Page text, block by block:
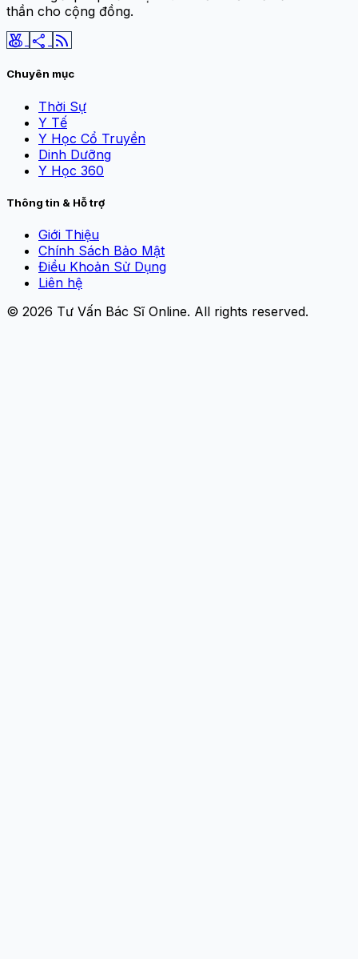
thần cho cộng đồng.
social_leaderboard share rss_feed
Chuyên mục
Thời Sự
Y Tế
Y Học Cổ Truyền
Dinh Dưỡng
Y Học 360
Thông tin & Hỗ trợ
Giới Thiệu
Chính Sách Bảo Mật
Điều Khoản Sử Dụng
Liên hệ
© 2026 Tư Vấn Bác Sĩ Online. All rights reserved.